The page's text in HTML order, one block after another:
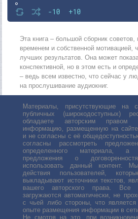
-10 +10
8
9
10
11
12
13
Эта книга – большой сборник советов,
временем и собственной мотивацией,
лучших результатов. Она может
конспективной, но в этом есть и
– ведь всем известно, что сейчас у
на прослушивание аудиокниг.
Материалы, присутствующие на
публичных (широкодоступных)
обладаете авторским
информацию, размещенную на сайте
и не согласны с её
согласны рассмотреть
определенного материала, а
предложения о
использовать данный контент.
действия пользователей,
выкладывают источники текстов,
вашего авторского права.
загружаются автоматически, не
с чьей либо стороны, что
опыте размещения информации в
Не смотря на это, при